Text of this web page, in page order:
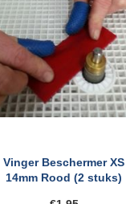
Vinger Beschermer XS
14mm Rood (2 stuks)